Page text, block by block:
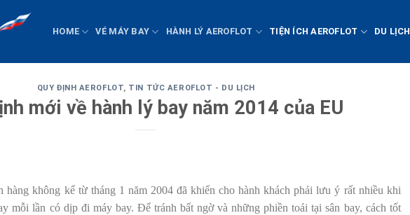
HOME VÉ MÁY BAY HÀNH LÝ AEROFLOT TIỆN ÍCH AEROFLOT DU LỊCH
QUY ĐỊNH AEROFLOT, TIN TỨC AEROFLOT - DU LỊCH
mới về hành lý bay năm 2014 của EU
hàng không kể từ tháng 1 năm 2004 đã khiến cho hành khách phải lưu ý rất nhiều khi
mỗi lần có dịp đi máy bay. Để tránh bất ngờ và những phiền toái tại sân bay, cách tốt